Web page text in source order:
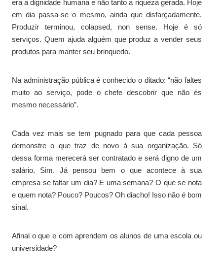
era a dignidade humana e não tanto a riqueza gerada. Hoje
em dia passa-se o mesmo, ainda que disfarçadamente.
Produzir terminou, colapsed, non sense. Hoje é só
serviços. Quem ajuda alguém que produz a vender seus
produtos para manter seu brinquedo.
Na administração pública é conhecido o ditado: “não faltes
muito ao serviço, pode o chefe descobrir que não és
mesmo necessário”.
Cada vez mais se tem pugnado para que cada pessoa
demonstre o que traz de novo à sua organização. Só
dessa forma merecerá ser contratado e será digno de um
salário. Sim. Já pensou bem o que acontece à sua
empresa se faltar um dia? E uma semana? O que se nota
e quem nota? Pouco? Poucos? Oh diacho! Isso não é bom
sinal.
Afinal o que e com aprendem os alunos de uma escola ou
universidade?